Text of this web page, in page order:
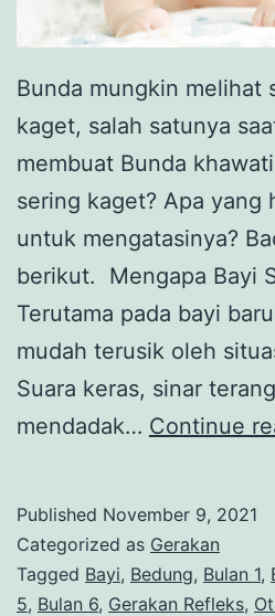
Bunda mungkin melihat
kaget, salah satunya
membuat Bunda
sering kaget? Apa yang
untuk mengatasinya?
berikut. Mengapa Bayi
Terutama pada bayi
mudah terusik oleh
Suara keras, sinar
mendadak… Continue
Published November 9, 2021
Categorized as Gerakan
Tagged Bayi, Bedung, Bulan 1,
5, Bulan 6, Gerakan Refleks,